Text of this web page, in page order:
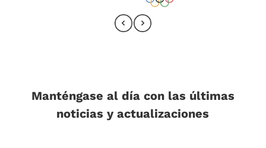
Manténgase al día con las últimas
noticias y actualizaciones